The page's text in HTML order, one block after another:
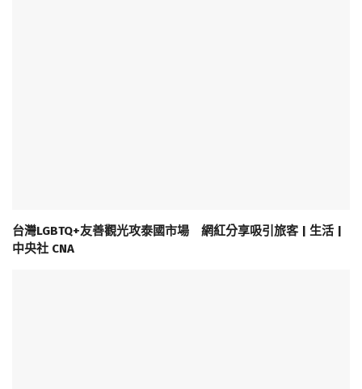
台灣LGBTQ+友善觀光攻泰國市場 網紅分享吸引旅客 | 生活 |
中央社 CNA